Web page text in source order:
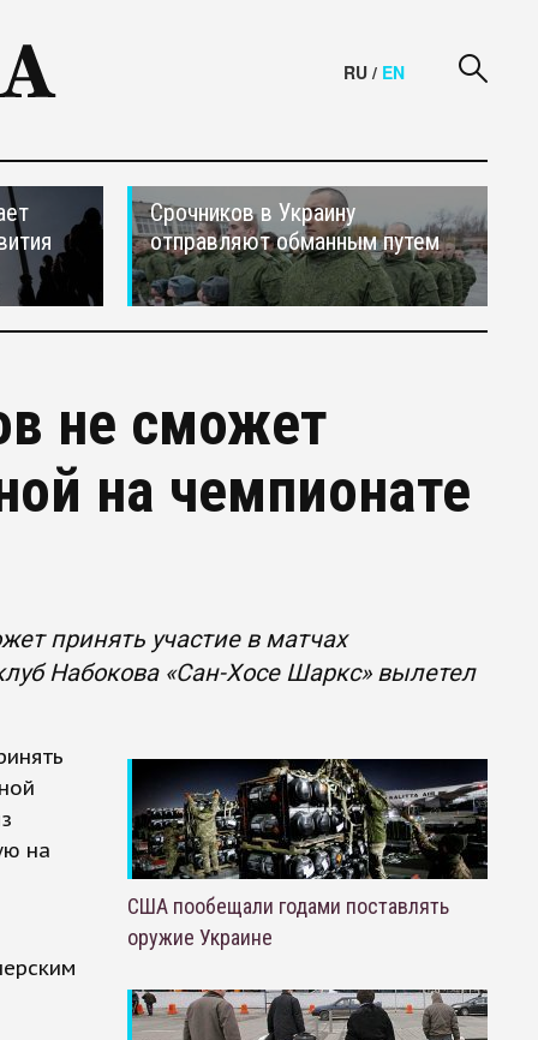
RU / EN
Срочников в Украину
отправляют обманным путем
не сможет
на чемпионате
принять участие в матчах
Набокова «Сан-Хосе Шаркс» вылетел
на
США пообещали годами поставлять
оружие Украине